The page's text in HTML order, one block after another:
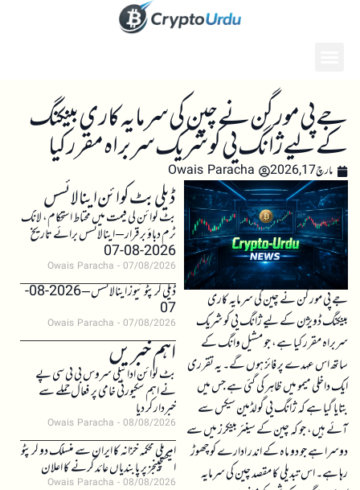
جے پی مورگن نے چین کی سرمایہ کاری بینکنگ
کے لیے ژانگ یی کو شریک سربراہ مقرر کیا
مارچ 17, 2026 Owais Paracha
جے پی مورگن نے چین کی سرمایہ کاری
بینکنگ ڈویژن کے لیے ژانگ یی کو شریک
سربراہ مقرر کیا ہے، جو مشیل وانگ کے
ساتھ اس عہدے پر فائز ہوں گے۔ یہ تقرری
ایک داخلی میمو میں ظاہر کی گئی ہے جس میں
بتایا گیا ہے کہ ژانگ یی گولڈمین سیکس سے
آئے ہیں، جو کہ چین کے سینئر بینکرز میں سے
دوسرا ہے جو دو ماہ کے اندر ادارے کو چھوڑ
رہا ہے۔ اس تبدیلی کا مقصد چین کی سرمایہ
ڈیلی بٹ کوائن اینالائسس
بٹ کوائن کی قیمت میں محتاط استحکام، لانگ
ٹرم دباؤ برقرار – اینالائسس برائے تاریخ
2026-08-07
Owais Paracha 07/08/2026
ڈیلی کرپٹو نیوز اینالائسس – 2026-08-
07
Owais Paracha 07/08/2026
اہم خبریں
بٹ کوائن ادائیگی سروس بی ٹی سی پے
نے اہم سکیورٹی خامی پر فعال حملے سے
خبردار کر دیا
Owais Paracha 08/08/2026
امریکی محکمہ خزانہ کا ایران سے منسلک دو کرپٹو
ایکسچینجز پر پابندیاں عائد کرنے کا اعلان
Owais Paracha 08/08/2026